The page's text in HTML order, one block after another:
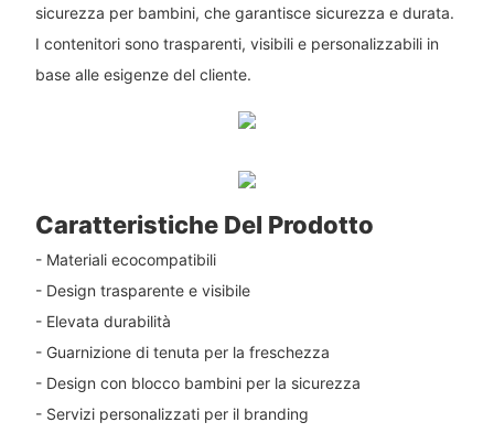
sicurezza per bambini, che garantisce sicurezza e durata.
I contenitori sono trasparenti, visibili e personalizzabili in
base alle esigenze del cliente.
Caratteristiche Del Prodotto
- Materiali ecocompatibili
- Design trasparente e visibile
- Elevata durabilità
- Guarnizione di tenuta per la freschezza
- Design con blocco bambini per la sicurezza
- Servizi personalizzati per il branding